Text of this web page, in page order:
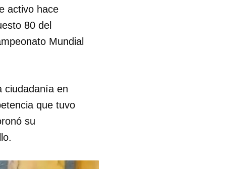
activo hace
80 del
Mundial
ciudadanía en
que tuvo
su